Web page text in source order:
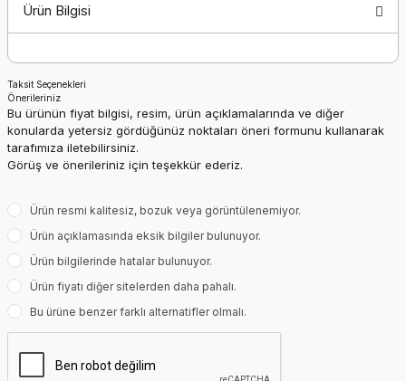
Ürün Bilgisi
Taksit Seçenekleri
Önerileriniz
Bu ürünün fiyat bilgisi, resim, ürün açıklamalarında ve diğer
konularda yetersiz gördüğünüz noktaları öneri formunu kullanarak
tarafımıza iletebilirsiniz.
Görüş ve önerileriniz için teşekkür ederiz.
Ürün resmi kalitesiz, bozuk veya görüntülenemiyor.
Ürün açıklamasında eksik bilgiler bulunuyor.
Ürün bilgilerinde hatalar bulunuyor.
Ürün fiyatı diğer sitelerden daha pahalı.
Bu ürüne benzer farklı alternatifler olmalı.